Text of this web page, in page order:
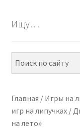
ПО НАВЫКАМ
МЕТОДИКИ
Ищу…
Главная / Игры на
игр на липучках/
на лето»